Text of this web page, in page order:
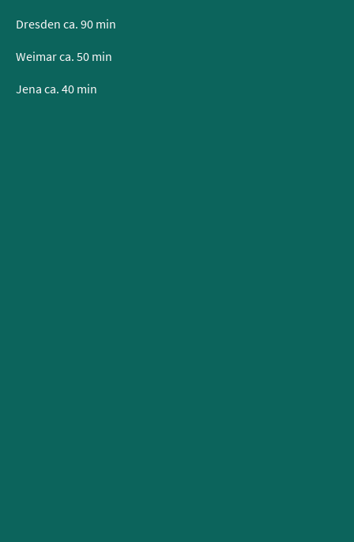
Dresden ca. 90 min
Weimar ca. 50 min
Jena ca. 40 min